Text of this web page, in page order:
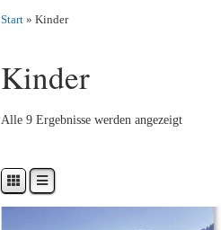
Start » Kinder
Kinder
Alle 9 Ergebnisse werden angezeigt